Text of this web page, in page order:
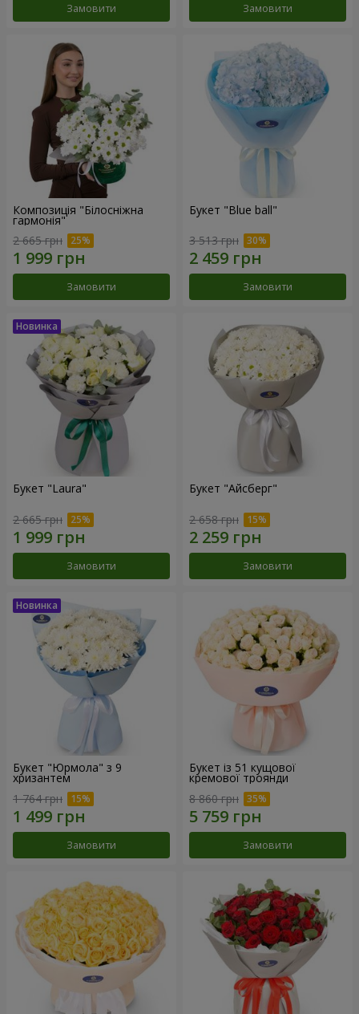
Замовити Замовити
Композиція "Білосніжна
гармонія"
2 665 грн
Замовити
Букет "Blue ball"
3 513 грн
Замовити
Букет "Laura"
2 665 грн
Замовити
Букет "Айсберг"
2 658 грн
Замовити
Букет "Юрмола" з 9
хризантем
1 764 грн
Замовити
Букет із 51 кущової
кремової троянди
8 860 грн
Замовити